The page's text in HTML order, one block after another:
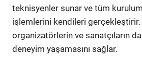
teknisyenler sunar ve tüm
işlemlerini kendileri gerçekleştirir.
organizatörlerin ve sanatçıların
deneyim yaşamasını sağlar.